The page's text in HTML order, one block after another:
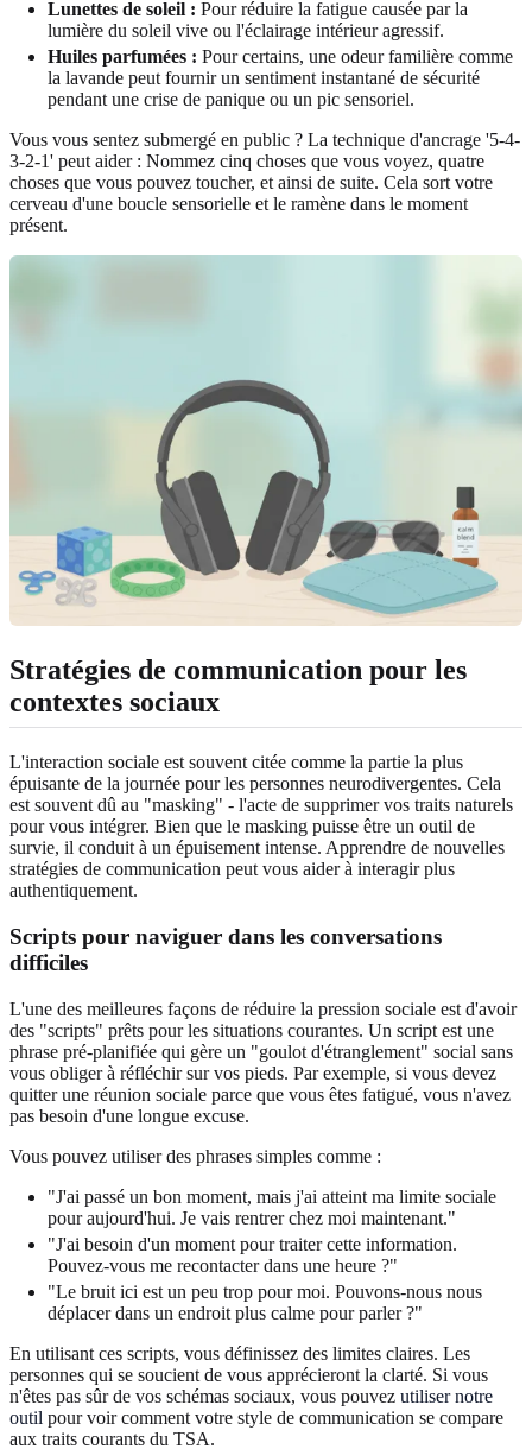
Lunettes de soleil : Pour réduire la fatigue causée par la
lumière du soleil vive ou l'éclairage intérieur agressif.
Huiles parfumées : Pour certains, une odeur familière comme
la lavande peut fournir un sentiment instantané de sécurité
pendant une crise de panique ou un pic sensoriel.
Vous vous sentez submergé en public ? La technique d'ancrage '5-4-
3-2-1' peut aider : Nommez cinq choses que vous voyez, quatre
choses que vous pouvez toucher, et ainsi de suite. Cela sort votre
cerveau d'une boucle sensorielle et le ramène dans le moment
présent.
Stratégies de communication pour les
contextes sociaux
L'interaction sociale est souvent citée comme la partie la plus
épuisante de la journée pour les personnes neurodivergentes. Cela
est souvent dû au "masking" - l'acte de supprimer vos traits naturels
pour vous intégrer. Bien que le masking puisse être un outil de
survie, il conduit à un épuisement intense. Apprendre de nouvelles
stratégies de communication peut vous aider à interagir plus
authentiquement.
Scripts pour naviguer dans les conversations
difficiles
L'une des meilleures façons de réduire la pression sociale est d'avoir
des "scripts" prêts pour les situations courantes. Un script est une
phrase pré-planifiée qui gère un "goulot d'étranglement" social sans
vous obliger à réfléchir sur vos pieds. Par exemple, si vous devez
quitter une réunion sociale parce que vous êtes fatigué, vous n'avez
pas besoin d'une longue excuse.
Vous pouvez utiliser des phrases simples comme :
"J'ai passé un bon moment, mais j'ai atteint ma limite sociale
pour aujourd'hui. Je vais rentrer chez moi maintenant."
"J'ai besoin d'un moment pour traiter cette information.
Pouvez-vous me recontacter dans une heure ?"
"Le bruit ici est un peu trop pour moi. Pouvons-nous nous
déplacer dans un endroit plus calme pour parler ?"
En utilisant ces scripts, vous définissez des limites claires. Les
personnes qui se soucient de vous apprécieront la clarté. Si vous
n'êtes pas sûr de vos schémas sociaux, vous pouvez utiliser notre
outil pour voir comment votre style de communication se compare
aux traits courants du TSA.